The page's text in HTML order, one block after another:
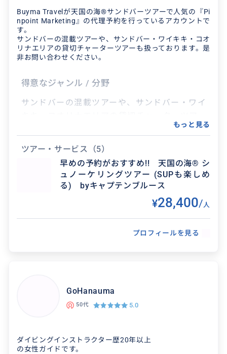
にレストランに入れるか不安だったため最初はワ
イキキでのお店の予約をお願いしました。 親切に
ご対応くださ...
Buyma Travelが天国の海®サンドバーツアーで人気の『Pi
npoint Marketing』の代理予約を行っているアカウントで
す。
サンドバーの混載ツアーや、サンドバー・ワイキキ・コオ
リナエリアの貸切チャーターツアーも扱っております。是
非お問い合わせください。
得意なジャンル / 分野
サンドバーの混載ツアーや、サンドバー・ワイ
も扱っております。是非お問い合わせください。
20代 2026/7/19
何年もリピートしているサンドバーシュノーケリ
もっと見る
ツアー・サービス （5）
早めの予約がおすすめ!! 天国の海® シ
ュノーケリングツアー (SUPも楽しめ
る) byキャプテンブルース
¥28,400/人
プロフィールを見る
GoHanauma
50代 5.0
ダイビングインストラクター歴20年以上
の女性ガイドです。